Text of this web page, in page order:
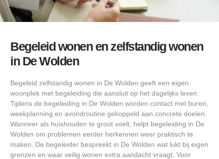
Begeleid wonen en zelfstandig wonen
in De Wolden
Begeleid zelfstandig wonen in De Wolden geeft een eigen
woonplek met begeleiding die aansluit op het dagelijks leven.
Tijdens de begeleiding in De Wolden worden contact met buren,
weekplanning en avondroutine gekoppeld aan concrete doelen.
Wanneer als huishouden te groot voelt, helpt begeleiding in De
Wolden om problemen eerder herkennen weer praktisch te
maken. De begeleider bespreekt in De Wolden wat lukt bij eigen
grenzen en waar veilig wonen extra aandacht vraagt. Voor